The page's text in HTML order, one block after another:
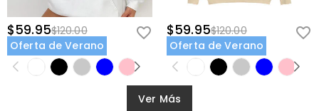
$59.95$120.00
Oferta de Verano
$59.95$120.00
Oferta de Verano
Ver Más